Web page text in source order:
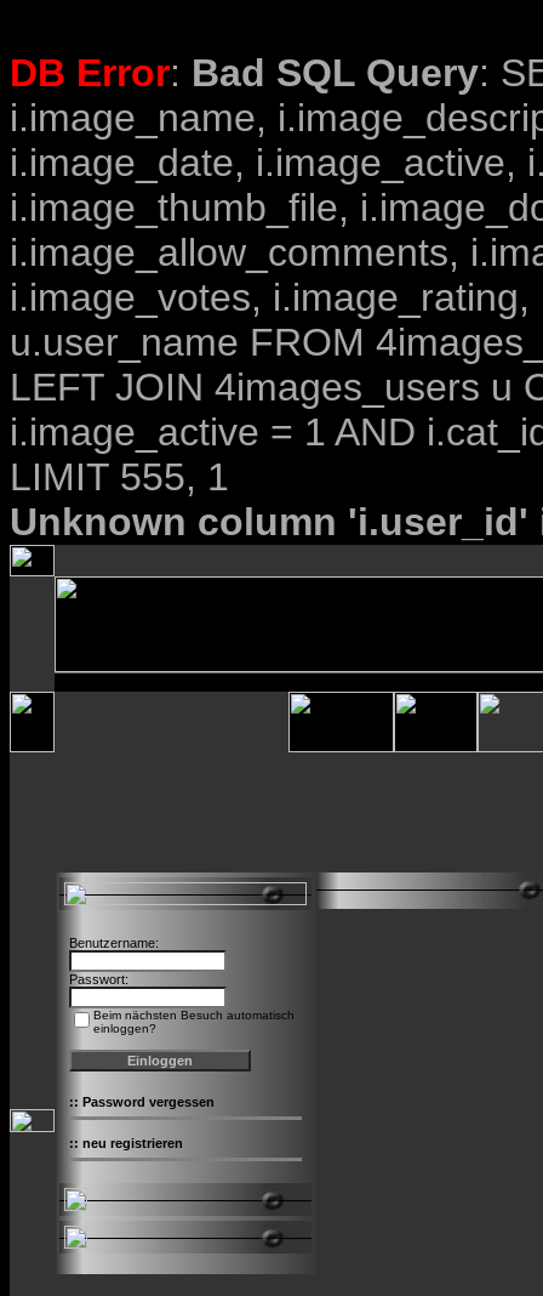
DB Error: Bad SQL Query:
i.image_name,
i.image_date, i.image_active,
i.image_thumb_file,
i.image_allow_comments,
i.image_votes,
u.user_name FROM
LEFT JOIN 4images_users u
i.image_active = 1 AND
LIMIT 555, 1
Unknown column
Benutzername:
Passwort:
Beim nächsten Besuch automatisch
einloggen?
:: Password vergessen
:: neu registrieren